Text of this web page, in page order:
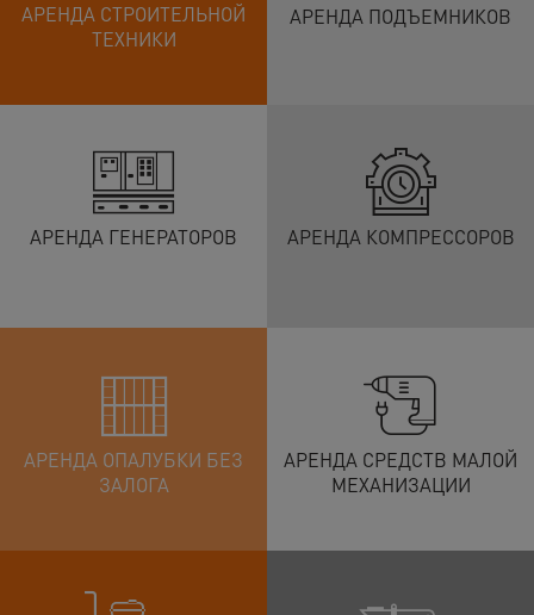
АРЕНДА СТРОИТЕЛЬНОЙ
ТЕХНИКИ
АРЕНДА ПОДЪЕМНИКОВ
АРЕНДА ГЕНЕРАТОРОВ АРЕНДА КОМПРЕССОРОВ
АРЕНДА ОПАЛУБКИ БЕЗ
ЗАЛОГА
АРЕНДА СРЕДСТВ МАЛОЙ
МЕХАНИЗАЦИИ